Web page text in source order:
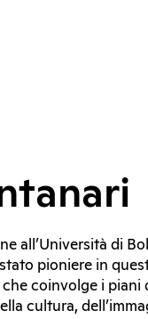
all’Università di
pioniere in
coinvolge i piani
cultura,